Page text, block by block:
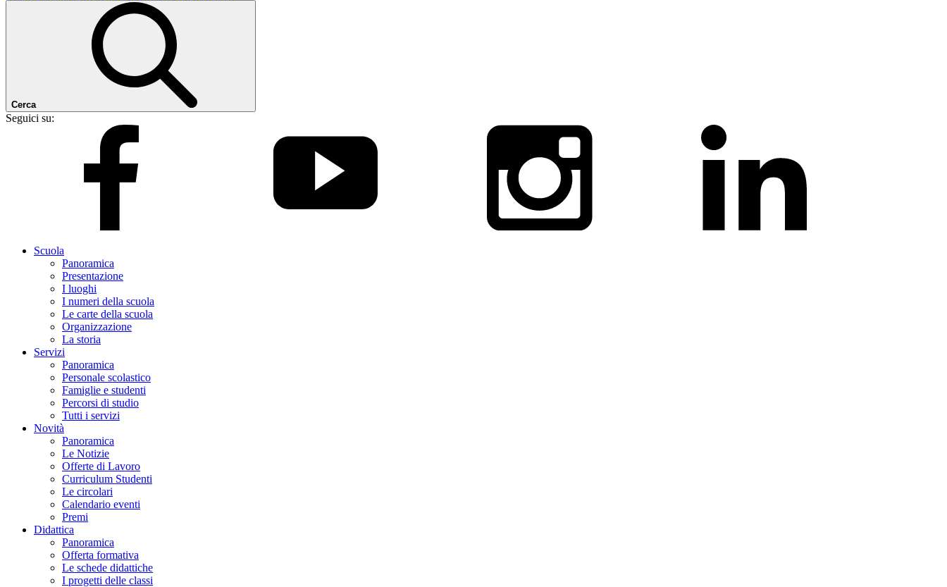
Cerca
Seguici su:
Scuola
Panoramica
Presentazione
I luoghi
I numeri della scuola
Le carte della scuola
Organizzazione
La storia
Servizi
Panoramica
Personale scolastico
Famiglie e studenti
Percorsi di studio
Tutti i servizi
Novità
Panoramica
Le Notizie
Offerte di Lavoro
Curriculum Studenti
Le circolari
Calendario eventi
Premi
Didattica
Panoramica
Offerta formativa
Le schede didattiche
I progetti delle classi